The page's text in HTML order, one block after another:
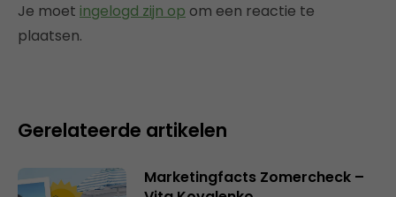
Je moet ingelogd zijn op om een reactie te
plaatsen.
Gerelateerde artikelen
Marketingfacts Zomercheck –